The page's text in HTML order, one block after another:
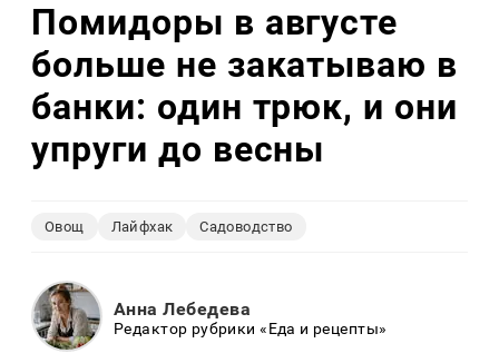
Помидоры в августе
больше не закатываю в
банки: один трюк, и они
упруги до весны
Овощ Лайфхак Садоводство
Анна Лебедева
Редактор рубрики «Еда и рецепты»